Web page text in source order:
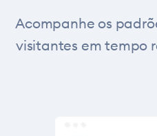
Acompanhe os
visitantes em tempo